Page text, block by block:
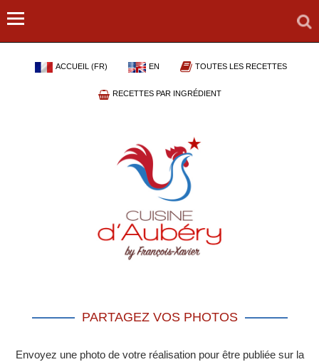
ACCUEIL (FR) EN TOUTES LES RECETTES
RECETTES PAR INGRÉDIENT
PARTAGEZ VOS PHOTOS
Envoyez une photo de votre réalisation pour être publiée sur la